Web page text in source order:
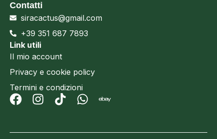
Contatti
siracactus@gmail.com
+39 351 687 7893
Link utili
Il mio account
Privacy e cookie policy
Termini e condizioni